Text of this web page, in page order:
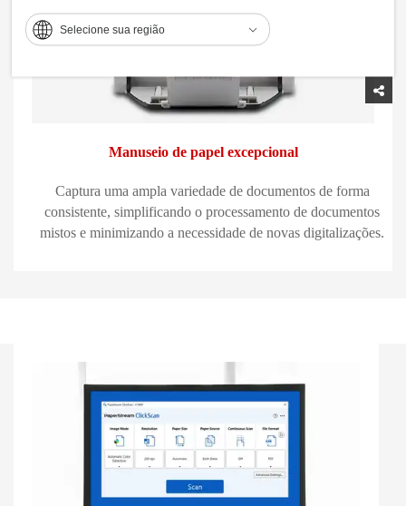
Selecione sua região
Manuseio de papel excepcional
Captura uma ampla variedade de documentos de forma
consistente, simplificando o processamento de documentos
mistos e minimizando a necessidade de novas digitalizações.